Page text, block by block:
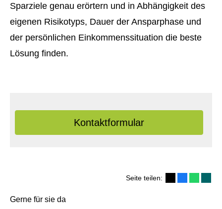
Sparziele genau erörtern und in Abhängigkeit des
eigenen Risikotyps, Dauer der Ansparphase und
der persönlichen Einkommenssituation die beste
Lösung finden.
Kontaktformular
Seite teilen:
Gerne für sie da